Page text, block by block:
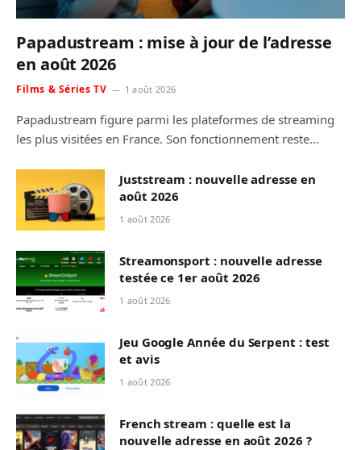
Papadustream : mise à jour de l’adresse
en août 2026
Films & Séries TV 1 août 2026
Papadustream figure parmi les plateformes de streaming
les plus visitées en France. Son fonctionnement reste…
Juststream : nouvelle adresse en
août 2026
1 août 2026
Streamonsport : nouvelle adresse
testée ce 1er août 2026
1 août 2026
Jeu Google Année du Serpent : test
et avis
1 août 2026
French stream : quelle est la
nouvelle adresse en août 2026 ?